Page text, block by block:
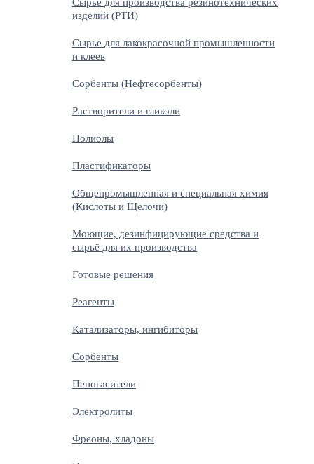
изделий (РТИ)
Сырье для лакокрасочной промышленности
и клеев
Сорбенты (Нефтесорбенты)
Растворители и гликоли
Полиолы
Пластификаторы
Общепромышленная и специальная химия
(Кислоты и Щелочи)
Моющие, дезинфицирующие средства и
сырьё для их производства
Готовые решения
Реагенты
Катализаторы, ингибиторы
Сорбенты
Пеногасители
Электролиты
Фреоны, хладоны